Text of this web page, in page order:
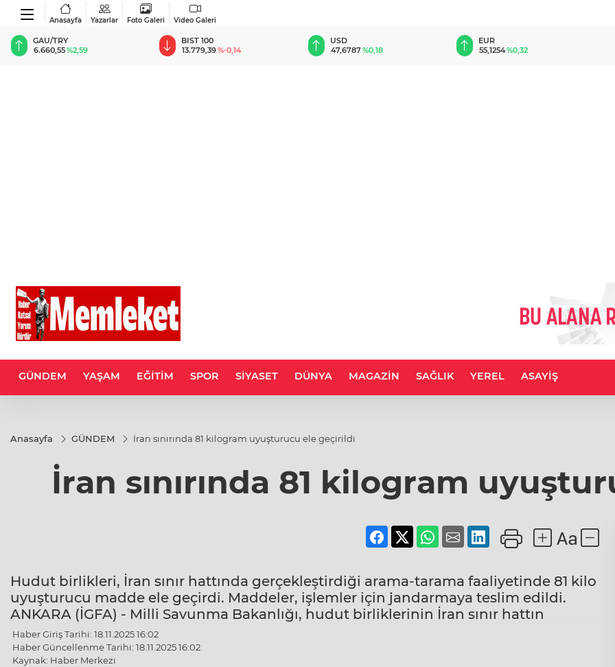
Anasayfa Yazarlar Foto Galeri Video Galeri
BIST 100
13.779,39%-0,14
USD
47,6787%0,18
EUR
55,1254 %0,32
GBP
64,3468%0,38
GÜNDEM YAŞAM EĞİTİM SPOR SİYASET DÜNYA MAGAZİN SAĞLIK YEREL ASAYİŞ
Anasayfa GÜNDEM İran sınırında 81 kilogram uyuşturucu ele geçirildi
İran sınırında 81 kilogram
Hudut birlikleri, İran sınır hattında gerçekleştirdiği arama-tarama faaliyetinde 81 kilo
uyuşturucu madde ele geçirdi. Maddeler, işlemler için jandarmaya teslim edildi.
ANKARA (İGFA) - Milli Savunma Bakanlığı, hudut birliklerinin İran sınır hattın
Haber Giriş Tarihi: 18.11.2025 16:02
Haber Güncellenme Tarihi: 18.11.2025 16:02
Kaynak: Haber Merkezi